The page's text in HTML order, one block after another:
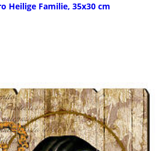
Heilige Familie, 35x30 cm